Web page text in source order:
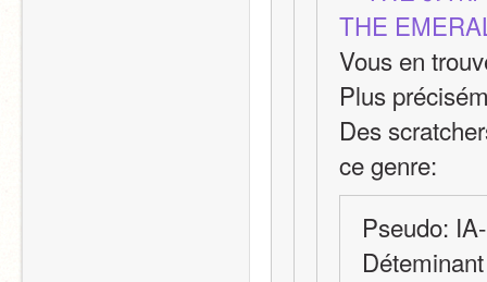
THE
Vous en
Plus
Des
ce genre:
Pseudo: